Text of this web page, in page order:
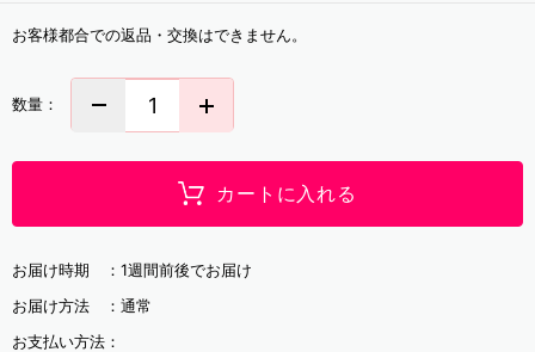
お客様都合での返品・交換はできません。
数量：
カートに入れる
お届け時期 ： 1週間前後でお届け
お届け方法 ： 通常
お支払い方法：